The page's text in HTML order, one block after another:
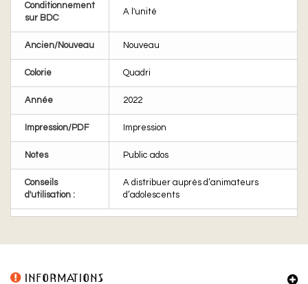
Conditionnement
sur BDC
A l'unité
Ancien/Nouveau Nouveau
Colorie Quadri
Année 2022
Impression/PDF Impression
Notes Public ados
Conseils
d'utilisation :
A distribuer auprès d’animateurs
d’adolescents
INFORMATIONS